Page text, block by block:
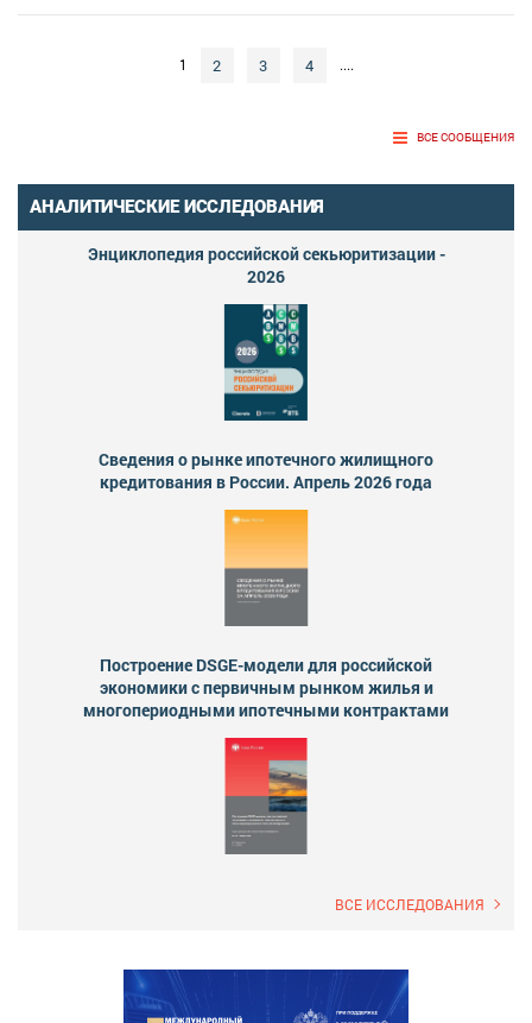
1 2 3 4 ....
ВСЕ СООБЩЕНИЯ
АНАЛИТИЧЕСКИЕ ИССЛЕДОВАНИЯ
Энциклопедия российской секьюритизации -
2026
Сведения о рынке ипотечного жилищного
кредитования в России. Апрель 2026 года
Построение DSGE-модели для российской
экономики с первичным рынком жилья и
многопериодными ипотечными контрактами
ВСЕ ИССЛЕДОВАНИЯ